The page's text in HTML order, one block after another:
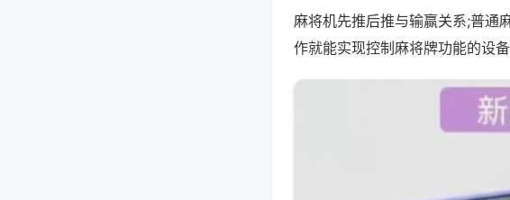
麻将机先推后推与输赢关系;普通
作就能实现控制麻将牌功能的设备